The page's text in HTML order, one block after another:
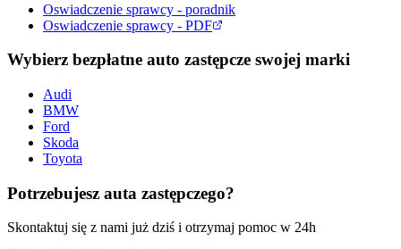
Oswiadczenie sprawcy - poradnik
Oswiadczenie sprawcy - PDF
Wybierz bezpłatne auto zastępcze swojej marki
Audi
BMW
Ford
Skoda
Toyota
Potrzebujesz auta zastępczego?
Skontaktuj się z nami już dziś i otrzymaj pomoc w 24h